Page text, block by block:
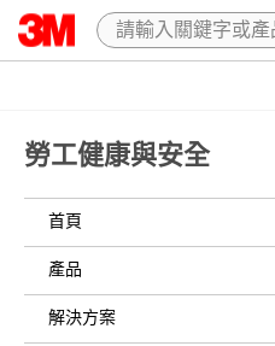
勞工健康與安全
首頁
產品
解決方案